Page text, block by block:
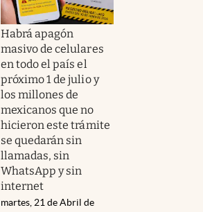
Habrá apagón
masivo de celulares
en todo el país el
próximo 1 de julio y
los millones de
mexicanos que no
hicieron este trámite
se quedarán sin
llamadas, sin
WhatsApp y sin
internet
martes, 21 de Abril de